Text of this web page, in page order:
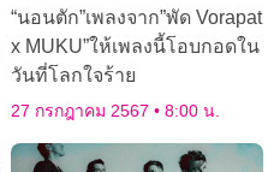
“นอนตัก”เพลงจาก”พัด Vorapat
x MUKU”ให้เพลงนี้โอบกอดใน
วันที่โลกใจร้าย
27 กรกฎาคม 2567 8:00 น.